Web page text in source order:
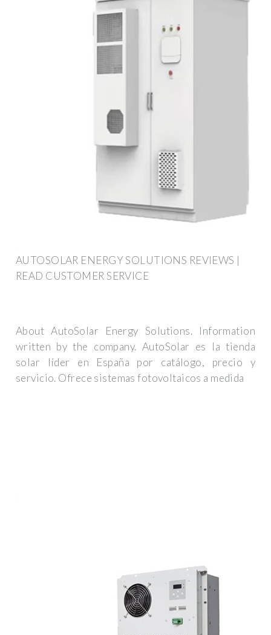
AUTOSOLAR ENERGY SOLUTIONS REVIEWS |
READ CUSTOMER SERVICE
About AutoSolar Energy Solutions. Information
written by the company. AutoSolar es la tienda
solar líder en España por catálogo, precio y
servicio. Ofrece sistemas fotovoltaicos a medida